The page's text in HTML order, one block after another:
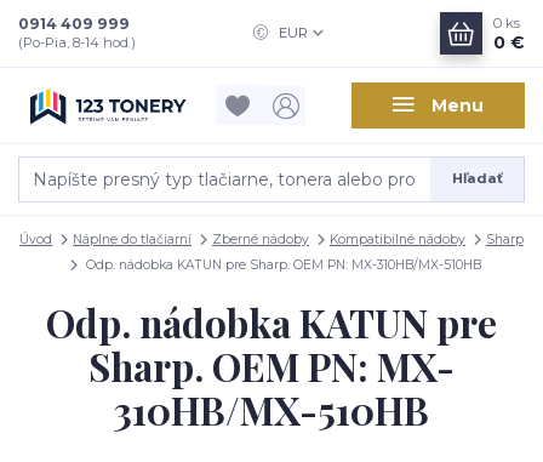
Menu
EUR
Hľadať
0914 409 999
(Po-Pia, 8-14 hod.)
0 ks
0 €
Úvod Náplne do tlačiarní Zberné nádoby Kompatibilné nádoby
Sharp
Odp. nádobka KATUN pre Sharp. OEM PN: MX-310HB/MX-510HB
Odp. nádobka KATUN pre
Sharp. OEM PN: MX-
310HB/MX-510HB